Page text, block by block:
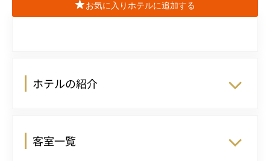
お気に入りホテルに追加する
ホテルの紹介
客室一覧